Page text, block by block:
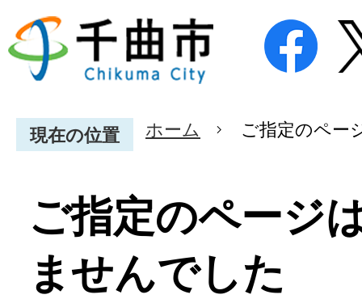
現在の位置 ホーム ご指定のペー
ご指定のページ
ませんでした